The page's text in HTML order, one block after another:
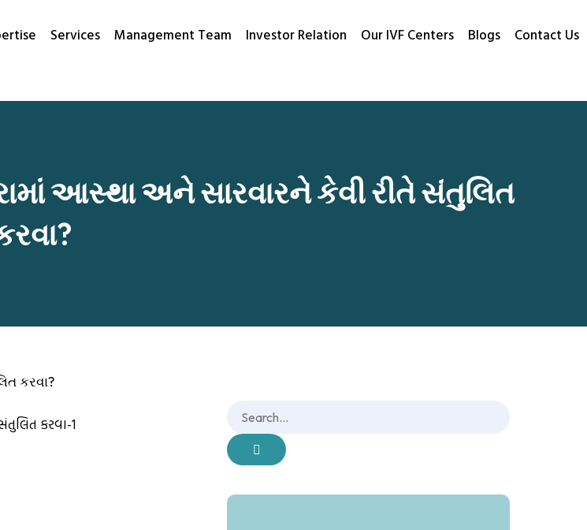
Services Management Team Investor Relation Our IVF Centers Blogs Contact Us
આસ્થા અને સારવારને કેવી રીતે સંતુલિત
કરવા?